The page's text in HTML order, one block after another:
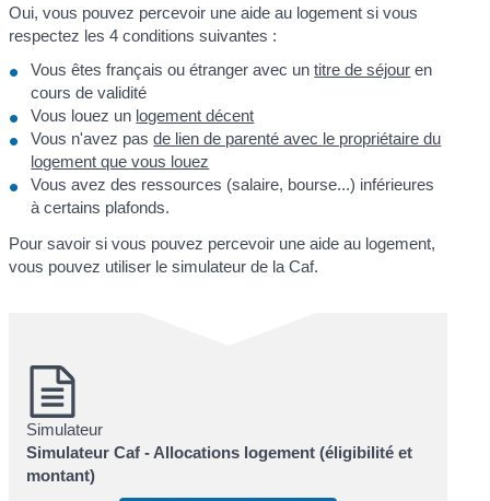
Oui, vous pouvez percevoir une aide au logement si vous
respectez les 4 conditions suivantes :
Vous êtes français ou étranger avec untitre de séjour en
cours de validité
Vous louez un logement décent
Vous n'avez pasde lien de parenté avec le propriétaire du
logement que vous louez
Vous avez des ressources (salaire, bourse...) inférieures
à certains plafonds.
Pour savoir si vous pouvez percevoir une aide au logement,
vous pouvez utiliser le simulateur de la Caf.
Simulateur
Simulateur Caf - Allocations logement (éligibilité et
montant)